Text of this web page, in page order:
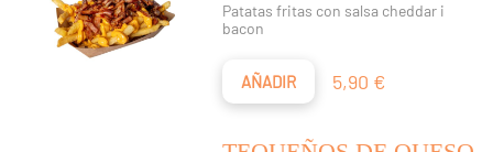
Patatas fritas con salsa cheddar i
bacon
AÑADIR Precio
5,90 €